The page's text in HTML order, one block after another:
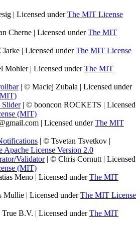
| Licensed underThe MIT License
Cherne | Licensed underThe MIT
| Licensed underThe MIT License
Mohler | Licensed underThe MIT
| © Maciej Zubala | Licensed under
Slider| © booncon ROCKETS | Licensed
(MIT)
| Licensed underThe MIT
| © Tsvetan Tsvetkov |
Apache License Version 2.0
Validator| © Chris Cornutt | Licensed
(MIT)
Meno | Licensed underThe MIT
Mullie | Licensed underThe MIT License
B.V. | Licensed underThe MIT